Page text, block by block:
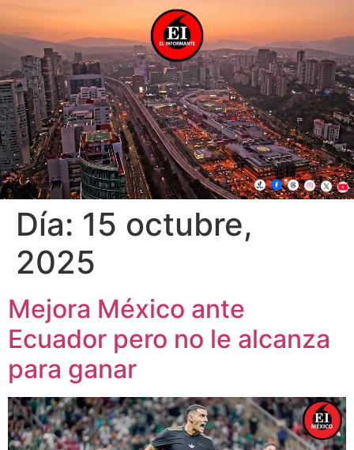
Día: 15 octubre,
2025
Mejora México ante
Ecuador pero no le alcanza
para ganar